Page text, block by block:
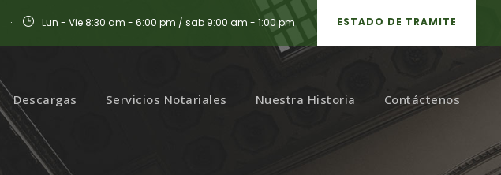
ESTADO DE TRAMITE
· Lun - Vie 8:30 am - 6:00 pm / sab 9:00 am - 1:00 pm
Descargas Servicios Notariales Nuestra Historia Contáctenos